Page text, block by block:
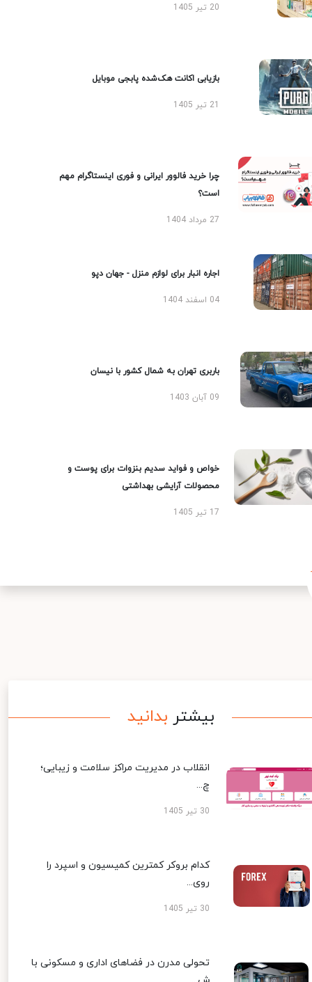
20 تیر 1405
بازیابی اکانت هک‌شده پابجی موبایل
چرا خرید فالوور ایرانی و فوری اینستاگرام مهم
است؟
27 مرداد 1404
اجاره انبار برای لوازم منزل - جهان دپو
04 اسفند 1404
باربری تهران به شمال کشور با نیسان
09 آبان 1403
خواص و فواید سدیم بنزوات برای پوست و
محصولات آرایشی بهداشتی
17 تیر 1405
بیشتر بدانید
انقلاب در مدیریت مراکز سلامت و زیبایی؛
چ...
30 تیر 1405
کدام بروکر کمترین کمیسیون و اسپرد را
روی...
30 تیر 1405
تحولی مدرن در فضاهای اداری و مسکونی با